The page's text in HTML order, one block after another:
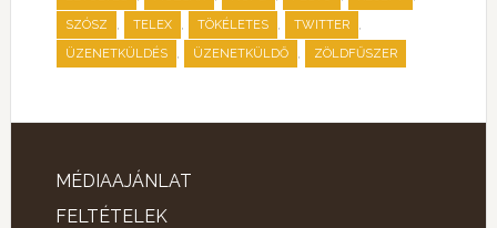
SZÓSZ , TELEX , TÖKÉLETES , TWITTER ,
ÜZENETKÜLDÉS , ÜZENETKÜLDŐ , ZÖLDFŰSZER
MÉDIAAJÁNLAT
FELTÉTELEK